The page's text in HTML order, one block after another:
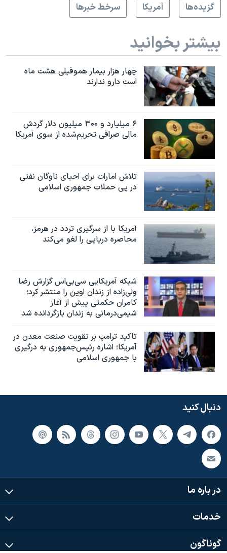
گزيده‌ها
آمريکا سرخط خبرها
بیشتر بخوانید
چهار هزار بیمار هموفیلی هشت ماه
است دارو ندارند
۶ میلیارد و ۳۰۰ میلیون دلار گردش
مالی صرافی تحریم‌شده از سوی آمریکا
تلاش امارات برای احیای ناوگان نفتی
در پی حملات جمهوری اسلامی
آمریکا با از سرگیری تردد در هرمز،
محاصره دریایی را لغو می‌کند
شبکه آمریکایی سی‌بی‌‌اس گزارش رضا
ولی‌زاده از زندان اوین را منتشر کرد؛
کامران حکمتی پیش از آغاز
شیمی‌درمانی به زندان بازگردانده شد
تاکید ترامپ بر تقویت صنعت معدن در
آمریکا؛ اشاره رئیس‌جمهوری به درگیری
با جمهوری اسلامی
دنبال کنید
در باره ما
خدمات
گوناگون